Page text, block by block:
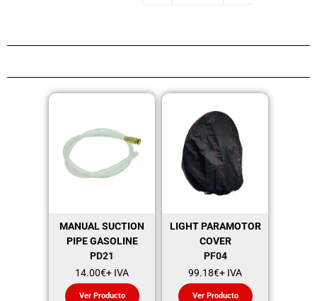
MANUAL SUCTION
PIPE GASOLINE
PD21
14.00€+ IVA
Ver Producto
LIGHT PARAMOTOR
COVER
PF04
99.18€+ IVA
Ver Producto